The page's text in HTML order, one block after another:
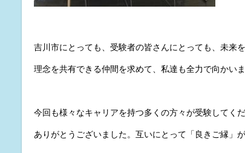
吉川市にとっても、受験者の皆さんにとっても、未来
理念を共有できる仲間を求めて、私達も全力で向かいま
今回も様々なキャリアを持つ多くの方々が受験してくだ
ありがとうございました。互いにとって「良きご縁」